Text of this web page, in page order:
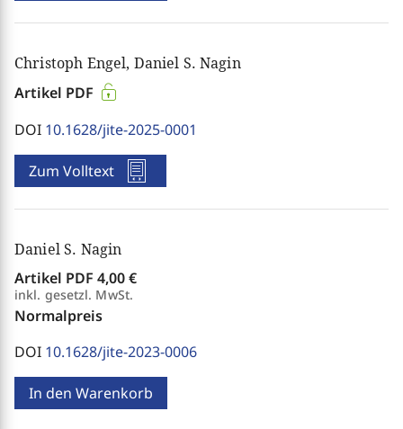
Christoph Engel, Daniel S. Nagin
Artikel PDF
DOI 10.1628/jite-2025-0001
Zum Volltext
Daniel S. Nagin
Artikel PDF 4,00 €
inkl. gesetzl. MwSt.
Normalpreis
DOI 10.1628/jite-2023-0006
In den Warenkorb